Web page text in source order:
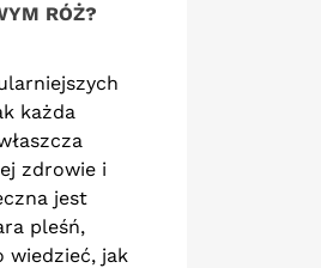
OPRYSKÓW
Róże to jedne z
najpiękniejszych, ale też
najbardziej wymagających
krzewów ogrodowych. Ich
zdrowie bardzo często...
Read more
RÓŻ?
każda
zdrowie i
jest
pleśń,
wiedzieć, jak